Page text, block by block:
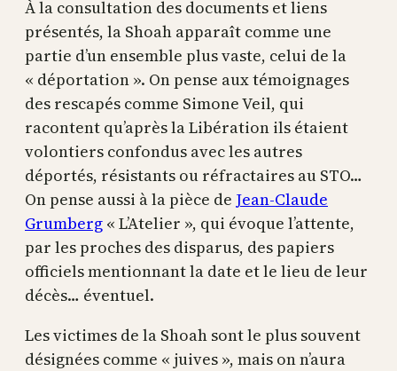
À la consultation des documents et liens
présentés, la Shoah apparaît comme une
partie d’un ensemble plus vaste, celui de la
« déportation ». On pense aux témoignages
des rescapés comme Simone Veil, qui
racontent qu’après la Libération ils étaient
volontiers confondus avec les autres
déportés, résistants ou réfractaires au STO…
On pense aussi à la pièce de Jean-Claude
Grumberg « L’Atelier », qui évoque l’attente,
par les proches des disparus, des papiers
officiels mentionnant la date et le lieu de leur
décès… éventuel.
Les victimes de la Shoah sont le plus souvent
désignées comme « juives », mais on n’aura